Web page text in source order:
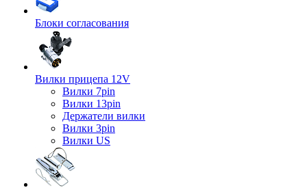
Блоки согласования
Вилки прицепа 12V
Вилки 7pin
Вилки 13pin
Держатели вилки
Вилки 3pin
Вилки US